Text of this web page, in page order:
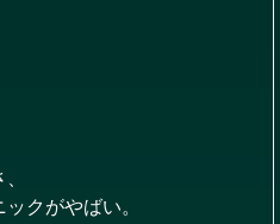
クがやばい。